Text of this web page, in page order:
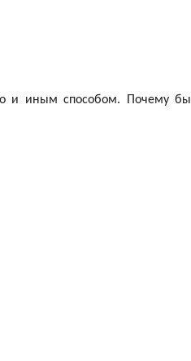
и иным способом. Почему